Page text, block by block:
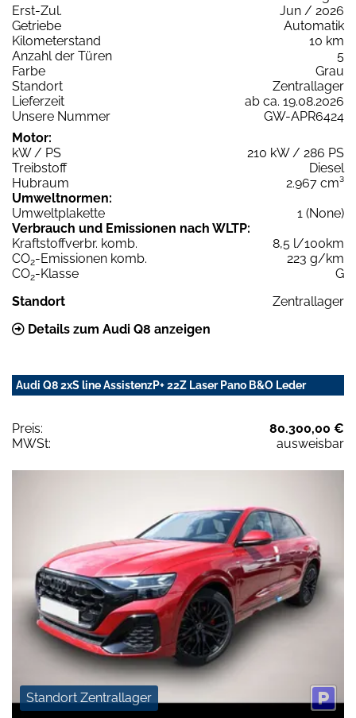
Erst-Zul.
Jun / 2026
Getriebe
Automatik
Kilometerstand
10 km
Anzahl der Türen
5
Farbe
Grau
Standort
Zentrallager
Lieferzeit
ab ca. 19.08.2026
Unsere Nummer
GW-APR6424
Motor:
kW / PS
210 kW / 286 PS
Treibstoff
Diesel
Hubraum
2.967 cm³
Umweltnormen:
Umweltplakette
1 (None)
Verbrauch und Emissionen nach WLTP:
Kraftstoffverbr. komb.
8,5 l/100km
CO2-Emissionen komb.
223 g/km
CO2-Klasse
G
Standort
Zentrallager
Details zum Audi Q8 anzeigen
Audi Q8 2xS line AssistenzP+ 22Z Laser Pano B&O Leder
Preis:
80.300,00 €
MWSt:
ausweisbar
Standort Zentrallager